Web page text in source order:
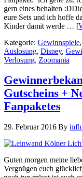
gern eines behalten
eure Sets und ich hoffe
Kinder damit werde …
Kategorie: Gewinnspiele,
Auslosung, Disney,
Verlosung, Zoomania
Gutscheins +
Fanpaketes
29. Februar 2016 By
Guten morgen meine
Vergnügen euch